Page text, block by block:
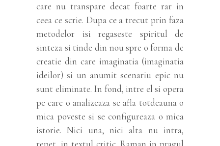
care nu transpare decat foarte rar in
ceea ce scrie. Dupa ce a trecut prin faza
metodelor isi regaseste spiritul de
sinteza si tinde din nou spre o forma de
creatie din care imaginatia (imaginatia
ideilor) si un anumit scenariu epic nu
sunt eliminate. In fond, intre el si opera
pe care o analizeaza se afla totdeauna o
mica poveste si se configureaza o mica
istorie. Nici una, nici alta nu intra,